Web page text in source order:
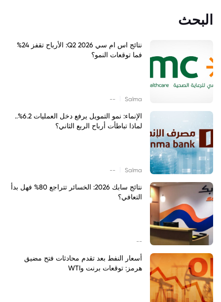
البحث
نتائج اس ام سي Q2 2026: الأرباح تقفز 24%
فما توقعات النمو؟
Salma
--
الإنماء: نمو التمويل يرفع دخل العمليات 6.2%..
لماذا تباطأت أرباح الربع الثاني؟
Salma
--
نتائج سابك 2026: الخسائر تتراجع 80% فهل بدأ
التعافي؟
--
أسعار النفط بعد تقدم محادثات فتح مضيق
هرمز: توقعات برنت وWTI